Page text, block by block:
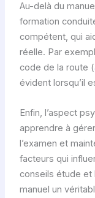
Au-delà du
formation
compétent, qui
réelle. Par
code de la route (
évident lorsqu’il
Enfin, l’aspect
apprendre à
l’examen et
facteurs qui
conseils étude et
manuel un